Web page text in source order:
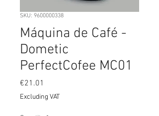
SKU: 9600000338
Máquina de Café -
Dometic
PerfectCofee MC01
€21.01
Excluding VAT